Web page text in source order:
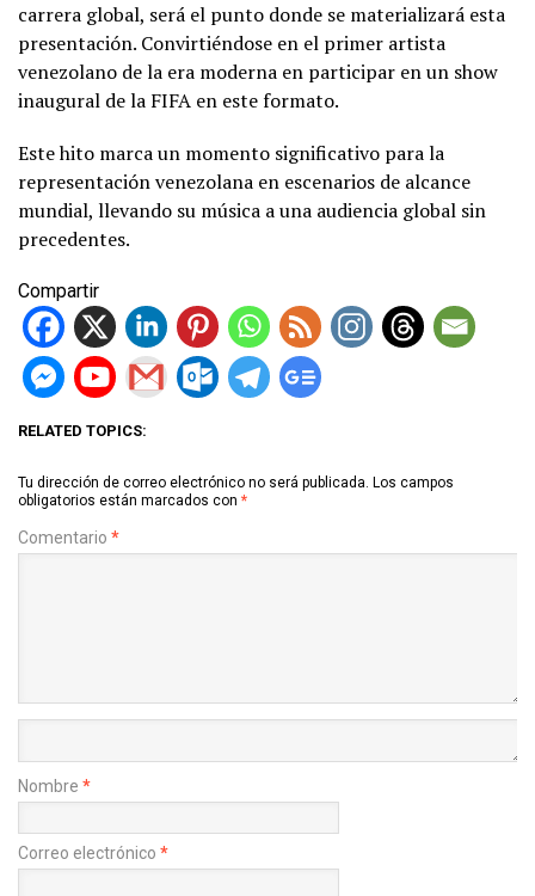
carrera global, será el punto donde se materializará esta
presentación. Convirtiéndose en el primer artista
venezolano de la era moderna en participar en un show
inaugural de la FIFA en este formato.
Este hito marca un momento significativo para la
representación venezolana en escenarios de alcance
mundial, llevando su música a una audiencia global sin
precedentes.
Compartir
RELATED TOPICS:
Tu dirección de correo electrónico no será publicada. Los campos
obligatorios están marcados con *
Comentario *
Nombre *
Correo electrónico *